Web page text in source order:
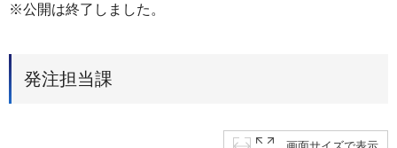
※公開は終了しました。
発注担当課